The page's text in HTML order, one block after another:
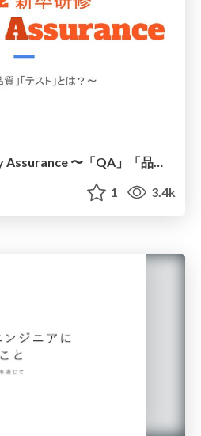
FY22 新卒研修 Quality Assurance 〜「QA」「品質」「テスト」とは？〜
1 3.4k